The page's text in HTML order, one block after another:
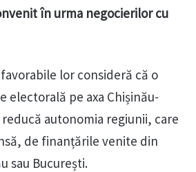
în urma negocierilor cu
lor consideră că o
electorală pe axa Chișinău-
autonomia regiunii, care
de finanțările venite din
sau București.